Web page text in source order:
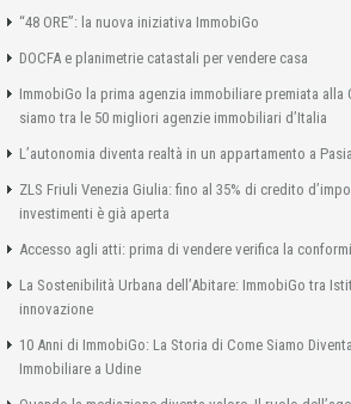
“48 ORE”: la nuova iniziativa ImmobiGo
DOCFA e planimetrie catastali per vendere casa
ImmobiGo la prima agenzia immobiliare premiata alla
siamo tra le 50 migliori agenzie immobiliari d’Italia
L’autonomia diventa realtà in un appartamento a
ZLS Friuli Venezia Giulia: fino al 35% di credito
investimenti è già aperta
Accesso agli atti: prima di vendere verifica la
La Sostenibilità Urbana dell’Abitare: ImmobiGo tra
innovazione
10 Anni di ImmobiGo: La Storia di Come Siamo
Immobiliare a Udine